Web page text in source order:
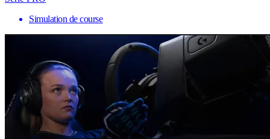
Simulation de course